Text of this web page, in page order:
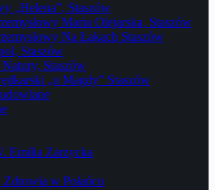
„Helena”, Staszów
Maria Olejarska, Staszów
Na Łąkach Staszów
Staszów
Staszów
„u Magdy” Staszów
Emilia Zarzycka
w Połańcu